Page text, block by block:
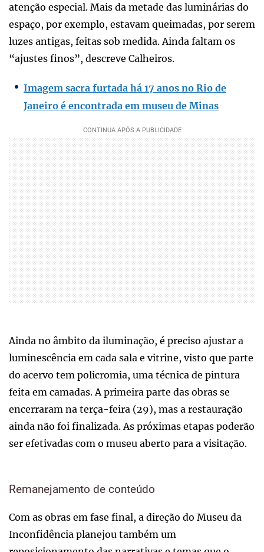
atenção especial. Mais da metade das luminárias do
espaço, por exemplo, estavam queimadas, por serem
luzes antigas, feitas sob medida. Ainda faltam os
“ajustes finos”, descreve Calheiros.
Imagem sacra furtada há 17 anos no Rio de
Janeiro é encontrada em museu de Minas
Ainda no âmbito da iluminação, é preciso ajustar a
luminescência em cada sala e vitrine, visto que parte
do acervo tem policromia, uma técnica de pintura
feita em camadas. A primeira parte das obras se
encerraram na terça-feira (29), mas a restauração
ainda não foi finalizada. As próximas etapas poderão
ser efetivadas com o museu aberto para a visitação.
Remanejamento de conteúdo
Com as obras em fase final, a direção do Museu da
Inconfidência planejou também um